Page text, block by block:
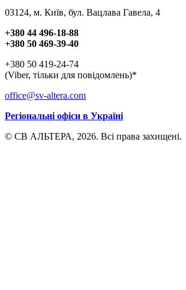
03124, м. Київ, бул. Вацлава Гавела, 4
+380 44 496-18-88
+380 50 469-39-40
+380 50 419-24-74
(Viber, тільки для повідомлень)*
office@sv-altera.com
Регіональні офіси в Україні
© СВ АЛЬТЕРА, 2026. Всі права захищені.